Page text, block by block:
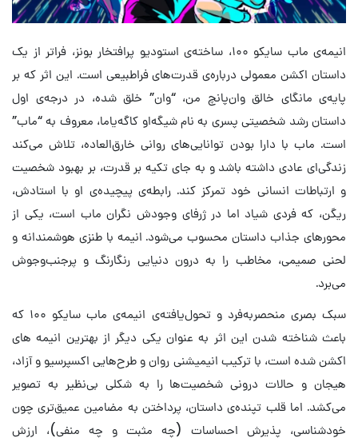
انیمه‌ی ماب سایکو ۱۰۰، ساخته‌ی استودیو پرافتخار بونز، فراتر از یک
داستان اکشن معمولی درباره‌ی قدرت‌های فراطبیعی است. این اثر که بر
پایه‌ی مانگای خالق وان‌پانچ من، “وان” خلق شده، در درجه‌ی اول
داستان رشد شخصیتی پسری به نام شیگه‌او کاگه‌یاما، معروف به “ماب”
است. ماب با دارا بودن توانایی‌های روانی خارق‌العاده، تلاش می‌کند
زندگی‌ای عادی داشته باشد و به جای تکیه بر قدرت، بر بهبود شخصیت
و ارتباطات انسانی خود تمرکز کند. رابطه‌ی پیچیده‌ی او با استادش،
ریگن، که فردی شیاد اما در ژرفای وجودش نگران ماب است، یکی از
محورهای جذاب داستان محسوب می‌شود. انیمه با طنزی هوشمندانه و
لحنی صمیمی، مخاطب را به درون دنیایی رنگارنگ و پرجنب‌وجوش
می‌برد.
سبک بصری منحصربه‌فرد و تحول‌یافته‌ی انیمه‌ی ماب سایکو ۱۰۰ که
باعث شناخته شدن این اثر به عنوان یکی دیگر از بهترین انیمه های
اکشن شده است، با ترکیب انیمیشنی روان و طرح‌هایی اکسپرسیو و آزاد،
هیجان و حالات درونی شخصیت‌ها را به شکلی بی‌نظیر به تصویر
می‌کشد. اما قلب تپنده‌ی داستان، پرداختن به مضامین عمیق‌تری چون
خودشناسی، پذیرش احساسات (چه مثبت و چه منفی)، ارزش